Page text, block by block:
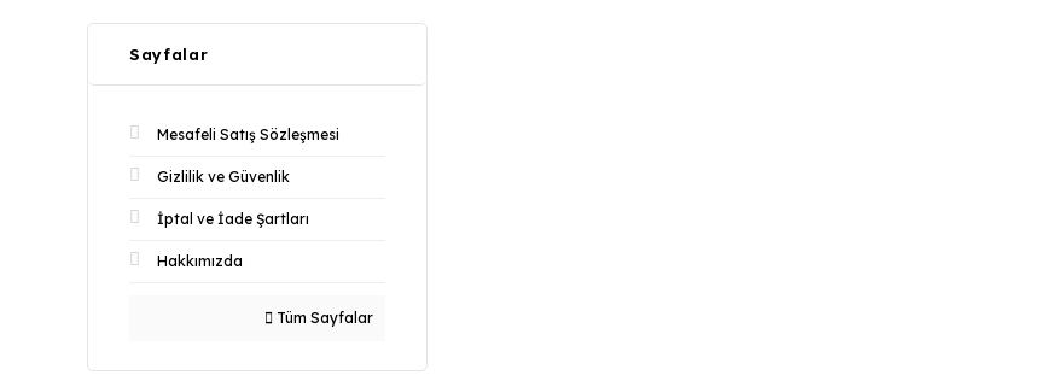
Sayfalar
Mesafeli Satış Sözleşmesi
Gizlilik ve Güvenlik
İptal ve İade Şartları
Hakkımızda
Tüm Sayfalar